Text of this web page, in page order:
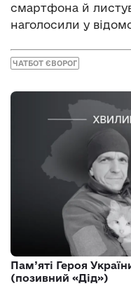
смартфона й
наголосили у
ЧАТБОТ ЄВОРОГ
Пам’яті Героя
(позивний «Дід»)